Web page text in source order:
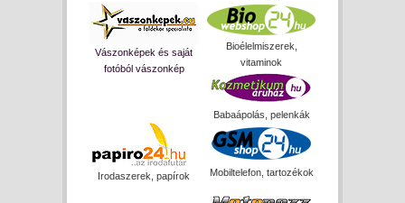
Vászonképek és saját
fotóból vászonkép
Bioélelmiszerek,
vitaminok
Babaápolás, pelenkák
Irodaszerek, papírok Mobiltelefon, tartozékok